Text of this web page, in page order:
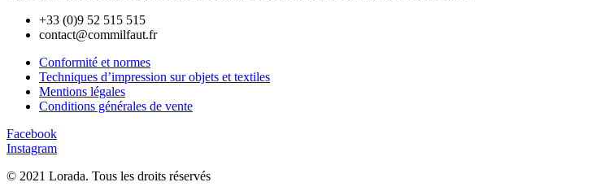
+33 (0)9 52 515 515
contact@commilfaut.fr
Conformité et normes
Techniques d’impression sur objets et textiles
Mentions légales
Conditions générales de vente
Facebook
Instagram
© 2021 Lorada. Tous les droits réservés